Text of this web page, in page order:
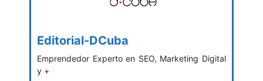
Editorial-DCuba
Emprendedor Experto en SEO, Marketing Digital
y +